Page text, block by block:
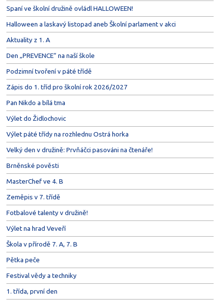
Spaní ve školní družině ovládl HALLOWEEN!
Halloween a laskavý listopad aneb Školní parlament v akci
Aktuality z 1. A
Den „PREVENCE“ na naší škole
Podzimní tvoření v páté třídě
Zápis do 1. tříd pro školní rok 2026/2027
Pan Nikdo a bílá tma
Výlet do Židlochovic
Výlet páté třídy na rozhlednu Ostrá horka
Velký den v družině: Prvňáčci pasováni na čtenáře!
Brněnské pověsti
MasterChef ve 4. B
Zeměpis v 7. třídě
Fotbalové talenty v družině!
Výlet na hrad Veveří
Škola v přírodě 7. A, 7. B
Pětka peče
Festival vědy a techniky
1. třída, první den